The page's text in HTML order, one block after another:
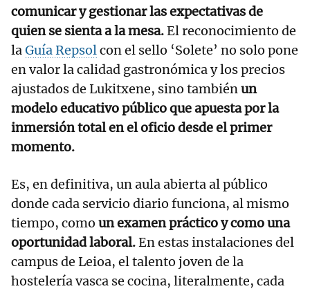
comunicar y gestionar las expectativas de
quien se sienta a la mesa.El reconocimiento de
laGuía Repsolcon el sello ‘Solete’ no solo pone
en valor la calidad gastronómica y los precios
ajustados de Lukitxene, sino tambiénun
modelo educativo público que apuesta por la
inmersión total en el oficio desde el primer
momento.
Es, en definitiva, un aula abierta al público
donde cada servicio diario funciona, al mismo
tiempo, como un examen práctico y como una
oportunidad laboral.En estas instalaciones del
campus de Leioa, el talento joven de la
hostelería vasca se cocina, literalmente, cada